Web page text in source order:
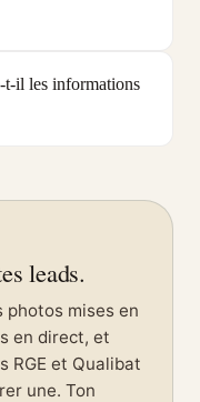
il les informations
leads.
photos mises en
en direct, et
RGE et Qualibat
une. Ton